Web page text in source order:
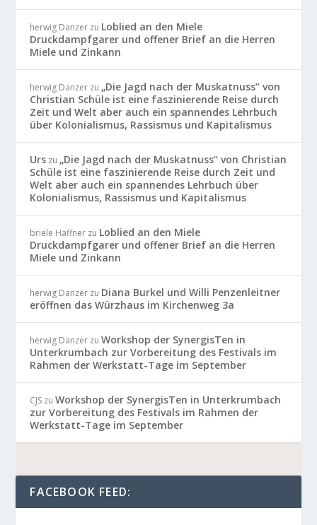
herwig Danzer zu Loblied an den Miele
Druckdampfgarer und offener Brief an die Herren
Miele und Zinkann
herwig Danzer zu„Die Jagd nach der Muskatnuss“ von
Christian Schüle ist eine faszinierende Reise durch
Zeit und Welt aber auch ein spannendes Lehrbuch
über Kolonialismus, Rassismus und Kapitalismus
Urs zu„Die Jagd nach der Muskatnuss“ von Christian
Schüle ist eine faszinierende Reise durch Zeit und
Welt aber auch ein spannendes Lehrbuch über
Kolonialismus, Rassismus und Kapitalismus
briele Haffner zu Loblied an den Miele
Druckdampfgarer und offener Brief an die Herren
Miele und Zinkann
herwig Danzer zu Diana Burkel und Willi Penzenleitner
eröffnen das Würzhaus im Kirchenweg 3a
herwig Danzer zuWorkshop der SynergisTen in
Unterkrumbach zur Vorbereitung des Festivals im
Rahmen der Werkstatt-Tage im September
CJS zuWorkshop der SynergisTen in Unterkrumbach
zur Vorbereitung des Festivals im Rahmen der
Werkstatt-Tage im September
FACEBOOK FEED: